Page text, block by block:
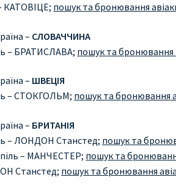
КАТОВІЦЕ; пошук та бронювання
– СЛОВАЧЧИНА
– БРАТИСЛАВА; пошук та бронювання
– ШВЕЦІЯ
– СТОКГОЛЬМ; пошук та бронювання
– БРИТАНІЯ
– ЛОНДОН Станстед; пошук та
– МАНЧЕСТЕР; пошук та
Станстед; пошук та бронювання